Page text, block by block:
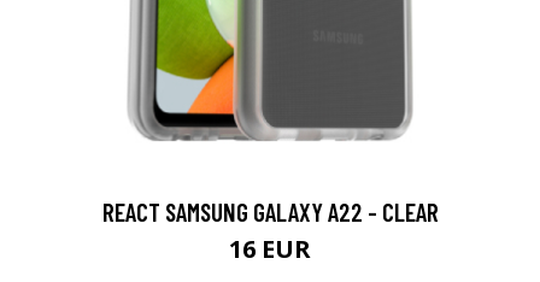
REACT SAMSUNG GALAXY A22 - CLEAR
16 EUR